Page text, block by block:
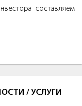
составляем
/ УСЛУГИ